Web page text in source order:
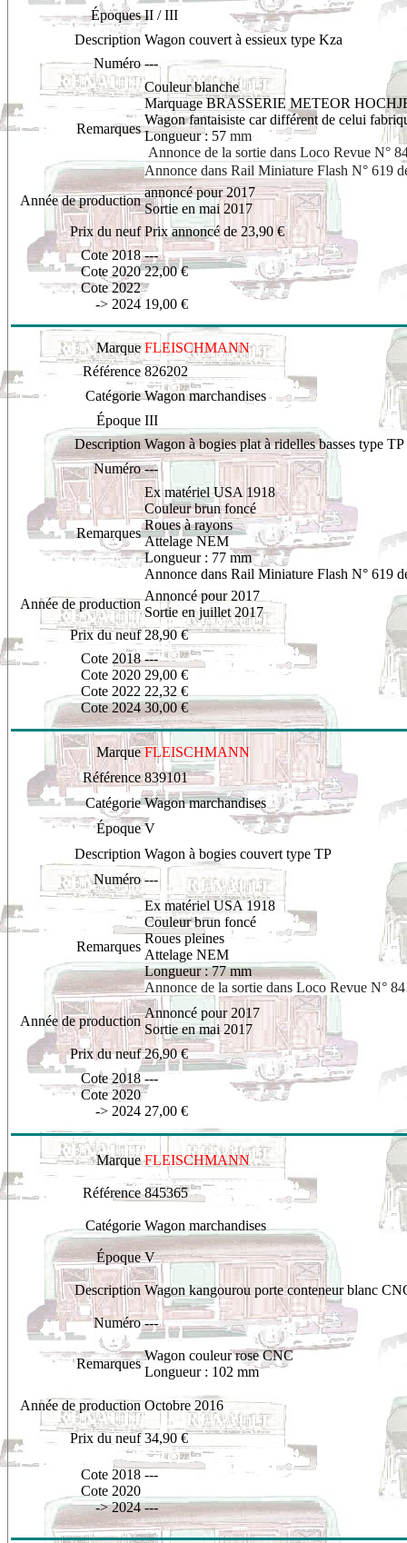
Époques II / III
Description Wagon couvert à essieux type Kza
Numéro ---
Remarques
Couleur blanche
Marquage BRASSERIE METEOR
Wagon fantaisiste car différent de celui
Longueur : 57 mm
Annonce de la sortie dans Loco Revue N°
Annonce dans Rail Miniature Flash N° 619
Année de production
annoncé pour 2017
Sortie en mai 2017
Prix du neuf Prix annoncé de 23,90 €
Cote 2018
Cote 2020
Cote 2022
-> 2024
---
22,00 €
19,00 €
Marque FLEISCHMANN
Référence 826202
Catégorie Wagon marchandises
Époque III
Description Wagon à bogies plat à ridelles basses type TP
Numéro ---
Remarques
Ex matériel USA 1918
Couleur brun foncé
Roues à rayons
Attelage NEM
Longueur : 77 mm
Annonce dans Rail Miniature Flash N° 619
Année de production
Annoncé pour 2017
Sortie en juillet 2017
Prix du neuf 28,90 €
Cote 2018
Cote 2020
Cote 2022
Cote 2024
---
29,00 €
22,32 €
30,00 €
Marque FLEISCHMANN
Référence 839101
Catégorie Wagon marchandises
Époque V
Description Wagon à bogies couvert type TP
Numéro ---
Remarques
Ex matériel USA 1918
Couleur brun foncé
Roues pleines
Attelage NEM
Longueur : 77 mm
Annonce de la sortie dans Loco Revue N°
Année de production
Annoncé pour 2017
Sortie en mai 2017
Prix du neuf 26,90 €
Cote 2018
Cote 2020
-> 2024
---
27,00 €
Marque FLEISCHMANN
Référence 845365
Catégorie Wagon marchandises
Époque V
Description Wagon kangourou porte conteneur blanc
Numéro ---
Remarques
Wagon couleur rose CNC
Longueur : 102 mm
Année de production Octobre 2016
Prix du neuf 34,90 €
Cote 2018
Cote 2020
-> 2024
---
---